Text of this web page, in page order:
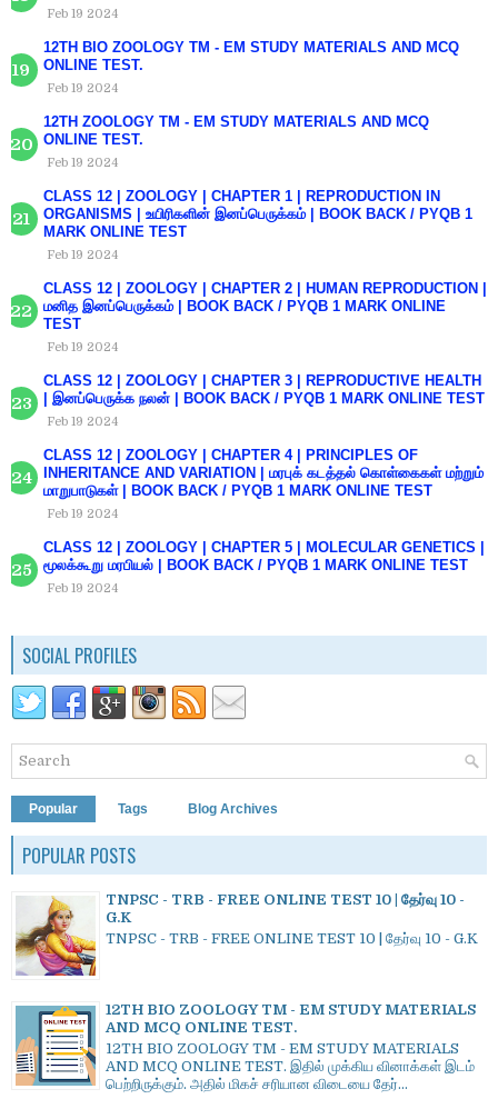
Feb 19 2024
12TH BIO ZOOLOGY TM - EM STUDY MATERIALS AND MCQ
ONLINE TEST.
Feb 19 2024
12TH ZOOLOGY TM - EM STUDY MATERIALS AND MCQ
ONLINE TEST.
Feb 19 2024
CLASS 12 | ZOOLOGY | CHAPTER 1 | REPRODUCTION IN
ORGANISMS | உயிரிகளின் இனப்பெருக்கம் | BOOK BACK / PYQB 1
MARK ONLINE TEST
Feb 19 2024
CLASS 12 | ZOOLOGY | CHAPTER 2 | HUMAN REPRODUCTION |
மனித இனப்பெருக்கம் | BOOK BACK / PYQB 1 MARK ONLINE
TEST
Feb 19 2024
CLASS 12 | ZOOLOGY | CHAPTER 3 | REPRODUCTIVE HEALTH
| இனப்பெருக்க நலன் | BOOK BACK / PYQB 1 MARK ONLINE TEST
Feb 19 2024
CLASS 12 | ZOOLOGY | CHAPTER 4 | PRINCIPLES OF
INHERITANCE AND VARIATION | மரபுக் கடத்தல் கொள்கைகள் மற்றும்
மாறுபாடுகள் | BOOK BACK / PYQB 1 MARK ONLINE TEST
Feb 19 2024
CLASS 12 | ZOOLOGY | CHAPTER 5 | MOLECULAR GENETICS |
மூலக்கூறு மரபியல் | BOOK BACK / PYQB 1 MARK ONLINE TEST
Feb 19 2024
SOCIAL PROFILES
Popular Tags Blog Archives
POPULAR POSTS
TNPSC - TRB - FREE ONLINE TEST 10 | தேர்வு 10 -
G.K
TNPSC - TRB - FREE ONLINE TEST 10 | தேர்வு 10 - G.K
12TH BIO ZOOLOGY TM - EM STUDY MATERIALS
AND MCQ ONLINE TEST.
12TH BIO ZOOLOGY TM - EM STUDY MATERIALS
AND MCQ ONLINE TEST. இதில் முக்கிய வினாக்கள் இடம்
பெற்றிருக்கும். அதில் மிகச் சரியான விடையை தேர்...